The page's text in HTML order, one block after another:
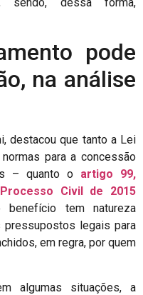
pode
na análise
destacou que tanto a Lei
para a concessão
– quanto o artigo 99,
Civil de 2015
tem natureza
legais para
em regra, por quem
algumas situações, a